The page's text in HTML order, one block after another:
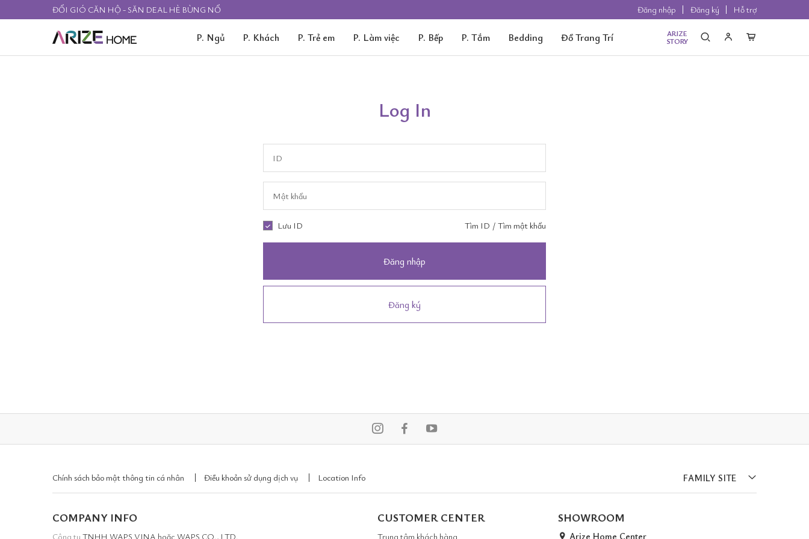
ĐỔI GIÓ CĂN HỘ - SĂN DEAL HÈ BÙNG NỔ Đăng nhập Đăng ký Hỗ trợ
P. Ngủ P. Khách P. Trẻ em P. Làm việc P. Bếp P. Tắm Bedding Đồ Trang Trí
ARIZE
STORY
Log In
Lưu ID Tìm ID / Tìm mật khẩu
Đăng nhập
Đăng ký
Chính sách bảo mật thông tin cá nhân Điều khoản sử dụng dịch vụ Location Info FAMILY SITE
COMPANY INFO
Công ty TNHH WAPS VINA hoặc WAPS CO., LTD.
CUSTOMER CENTER
Trung tâm khách hàng
SHOWROOM
Arize Home Center